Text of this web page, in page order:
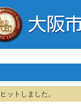
ットしました。